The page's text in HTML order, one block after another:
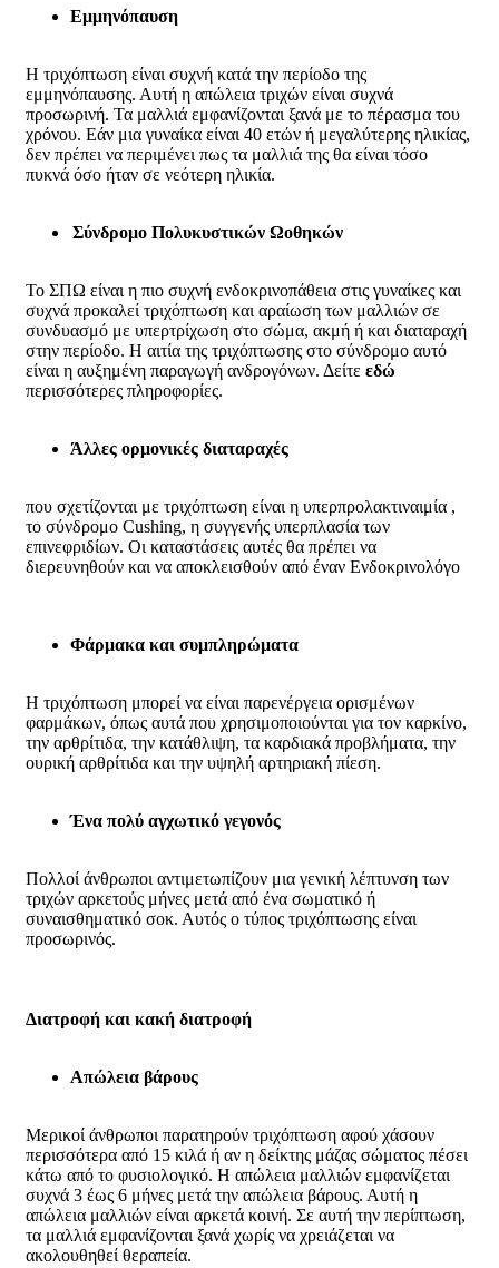
Εμμηνόπαυση
Η τριχόπτωση είναι συχνή κατά την περίοδο της
εμμηνόπαυσης. Αυτή η απώλεια τριχών είναι συχνά
προσωρινή. Τα μαλλιά εμφανίζονται ξανά με το πέρασμα του
χρόνου. Εάν μια γυναίκα είναι 40 ετών ή μεγαλύτερης ηλικίας,
δεν πρέπει να περιμένει πως τα μαλλιά της θα είναι τόσο
πυκνά όσο ήταν σε νεότερη ηλικία.
Σύνδρομο Πολυκυστικών Ωοθηκών
Το ΣΠΩ είναι η πιο συχνή ενδοκρινοπάθεια στις γυναίκες και
συχνά προκαλεί τριχόπτωση και αραίωση των μαλλιών σε
συνδυασμό με υπερτρίχωση στο σώμα, ακμή ή και διαταραχή
στην περίοδο. Η αιτία της τριχόπτωσης στο σύνδρομο αυτό
είναι η αυξημένη παραγωγή ανδρογόνων. Δείτε εδώ
περισσότερες πληροφορίες.
Άλλες ορμονικές διαταραχές
που σχετίζονται με τριχόπτωση είναι η υπερπρολακτιναιμία ,
το σύνδρομο Cushing, η συγγενής υπερπλασία των
επινεφριδίων. Οι καταστάσεις αυτές θα πρέπει να
διερευνηθούν και να αποκλεισθούν από έναν Ενδοκρινολόγο
Φάρμακα και συμπληρώματα
Η τριχόπτωση μπορεί να είναι παρενέργεια ορισμένων
φαρμάκων, όπως αυτά που χρησιμοποιούνται για τον καρκίνο,
την αρθρίτιδα, την κατάθλιψη, τα καρδιακά προβλήματα, την
ουρική αρθρίτιδα και την υψηλή αρτηριακή πίεση.
Ένα πολύ αγχωτικό γεγονός
Πολλοί άνθρωποι αντιμετωπίζουν μια γενική λέπτυνση των
τριχών αρκετούς μήνες μετά από ένα σωματικό ή
συναισθηματικό σοκ. Αυτός ο τύπος τριχόπτωσης είναι
προσωρινός.
Διατροφή και κακή διατροφή
Απώλεια βάρους
Μερικοί άνθρωποι παρατηρούν τριχόπτωση αφού χάσουν
περισσότερα από 15 κιλά ή αν η δείκτης μάζας σώματος πέσει
κάτω από το φυσιολογικό. Η απώλεια μαλλιών εμφανίζεται
συχνά 3 έως 6 μήνες μετά την απώλεια βάρους. Αυτή η
απώλεια μαλλιών είναι αρκετά κοινή. Σε αυτή την περίπτωση,
τα μαλλιά εμφανίζονται ξανά χωρίς να χρειάζεται να
ακολουθηθεί θεραπεία.